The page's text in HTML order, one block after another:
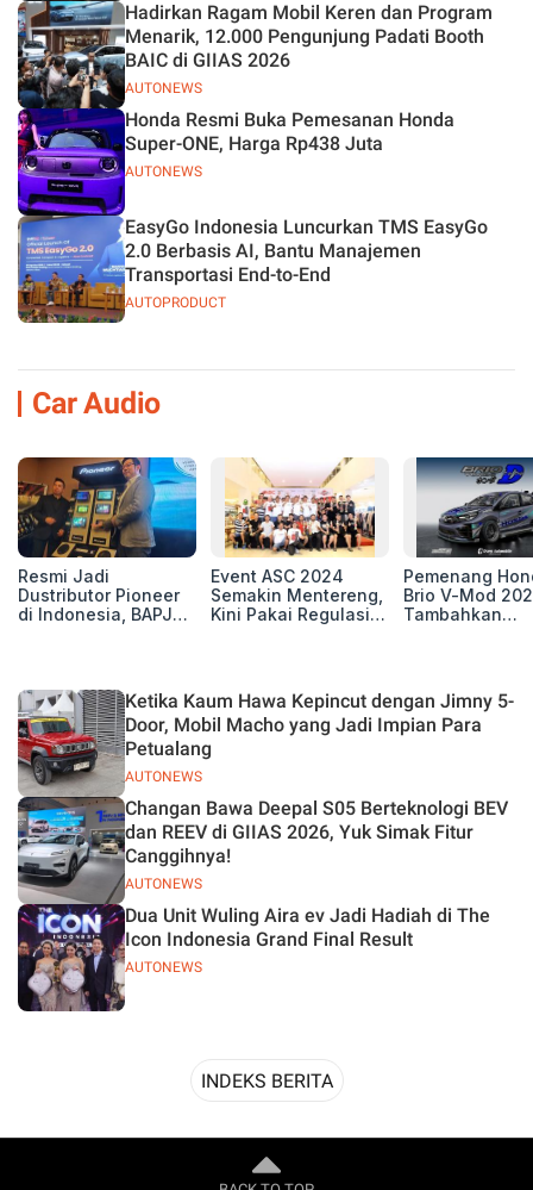
AUTONEWS
Hadirkan Ragam Mobil Keren dan Program
Menarik, 12.000 Pengunjung Padati Booth
BAIC di GIIAS 2026
AUTONEWS
Honda Resmi Buka Pemesanan Honda
Super-ONE, Harga Rp438 Juta
AUTOPRODUCT
EasyGo Indonesia Luncurkan TMS EasyGo
2.0 Berbasis AI, Bantu Manajemen
Transportasi End-to-End
Car Audio
Resmi Jadi
Dustributor Pioneer
di Indonesia, BAPJ
Event ASC 2024
Semakin Mentereng,
Kini Pakai Regulasi
Pemenang
Brio V-Mod
Tambahkan
AUTONEWS
Ketika Kaum Hawa Kepincut dengan Jimny 5-
Door, Mobil Macho yang Jadi Impian Para
Petualang
AUTONEWS
Changan Bawa Deepal S05 Berteknologi BEV
dan REEV di GIIAS 2026, Yuk Simak Fitur
Canggihnya!
AUTONEWS
Dua Unit Wuling Aira ev Jadi Hadiah di The
Icon Indonesia Grand Final Result
INDEKS BERITA